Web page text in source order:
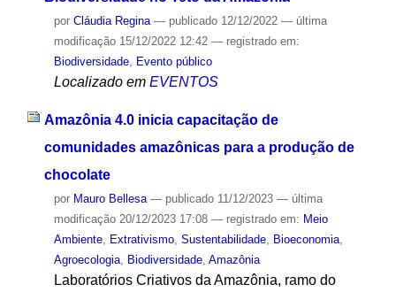
por Cláudia Regina — publicado12/12/2022 — última
modificação15/12/2022 12:42 — registrado em:
Biodiversidade, Evento público
Localizado em EVENTOS
Amazônia 4.0 inicia capacitação de
comunidades amazônicas para a produção de
chocolate
por Mauro Bellesa — publicado11/12/2023 — última
modificação20/12/2023 17:08 — registrado em: Meio
Ambiente, Extrativismo, Sustentabilidade, Bioeconomia,
Agroecologia, Biodiversidade, Amazônia
Laboratórios Criativos da Amazônia, ramo do